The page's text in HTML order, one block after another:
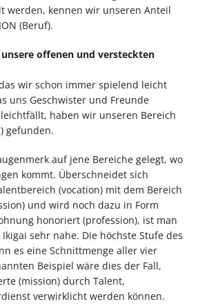
werden, kennen wir unseren Anteil
(Beruf).
offenen und versteckten
wir schon immer spielend leicht
uns Geschwister und Freunde
haben wir unseren Bereich
gefunden.
auf jene Bereiche gelegt, wo
kommt. Überschneidet sich
(vocation) mit dem Bereich
und wird noch dazu in Form
honoriert (profession), ist man
sehr nahe. Die höchste Stufe des
es eine Schnittmenge aller vier
Beispiel wäre dies der Fall,
(mission) durch Talent,
verwirklicht werden können.